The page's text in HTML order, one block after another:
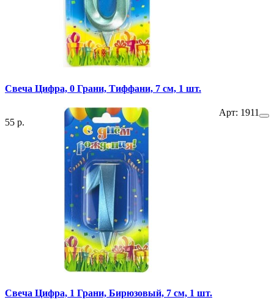
Свеча Цифра, 0 Грани, Тиффани, 7 см, 1 шт.
55 р.
Арт: 1911
Свеча Цифра, 1 Грани, Бирюзовый, 7 см, 1 шт.